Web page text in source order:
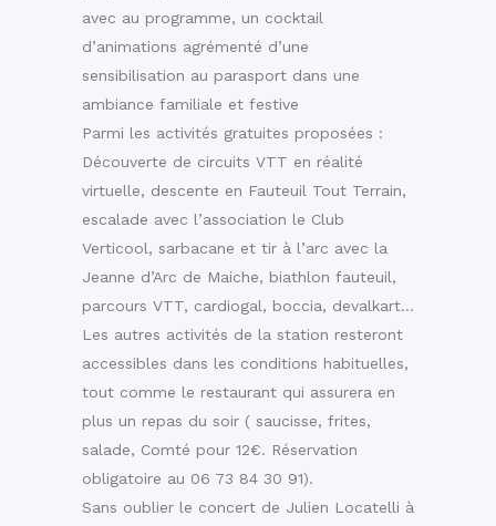
avec au programme, un cocktail
d’animations agrémenté d’une
sensibilisation au parasport dans une
ambiance familiale et festive
Parmi les activités gratuites proposées :
Découverte de circuits VTT en réalité
virtuelle, descente en Fauteuil Tout Terrain,
escalade avec l’association le Club
Verticool, sarbacane et tir à l’arc avec la
Jeanne d’Arc de Maiche, biathlon fauteuil,
parcours VTT, cardiogal, boccia, devalkart…
Les autres activités de la station resteront
accessibles dans les conditions habituelles,
tout comme le restaurant qui assurera en
plus un repas du soir ( saucisse, frites,
salade, Comté pour 12€. Réservation
obligatoire au 06 73 84 30 91).
Sans oublier le concert de Julien Locatelli à